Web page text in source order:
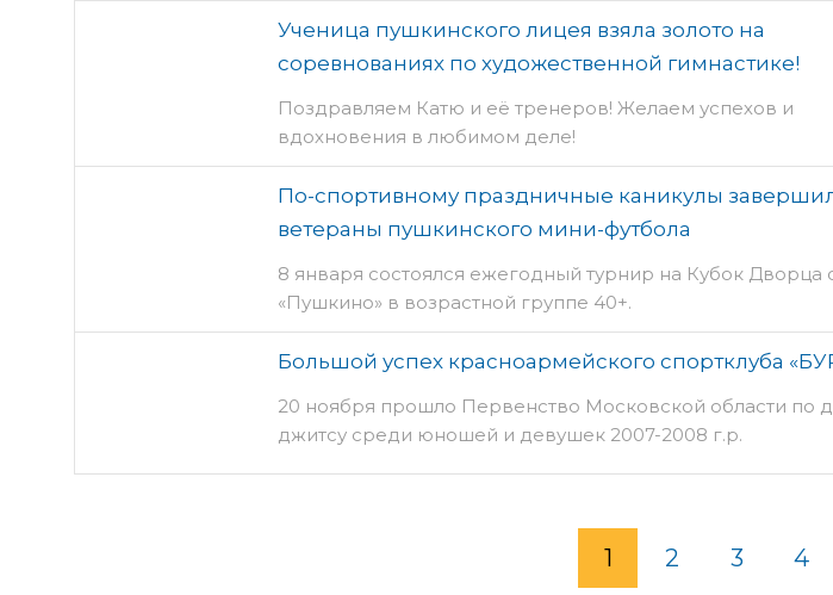
Ученица пушкинского лицея взяла золото на
соревнованиях по художественной гимнастике!
Поздравляем Катю и её тренеров! Желаем успехов и
вдохновения в любимом деле!
По-спортивному праздничные каникулы
ветераны пушкинского мини-футбола
8 января состоялся ежегодный турнир на Кубок Дворца
«Пушкино» в возрастной группе 40+.
Большой успех красноармейского спортклуба
20 ноября прошло Первенство Московской области по
джитсу среди юношей и девушек 2007-2008 г.р.
1 2 3 4